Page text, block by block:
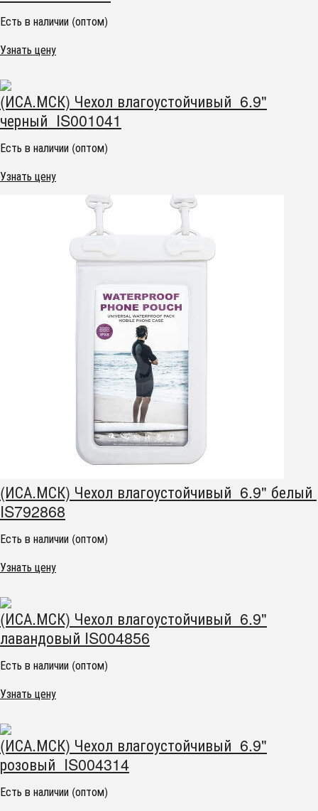
Есть в наличии (оптом)
Узнать цену
(ИСА.МСК) Чехол влагоустойчивый 6.9"
черный IS001041
Есть в наличии (оптом)
Узнать цену
(ИСА.МСК) Чехол влагоустойчивый 6.9" белый
IS792868
Есть в наличии (оптом)
Узнать цену
(ИСА.МСК) Чехол влагоустойчивый 6.9"
лавандовый IS004856
Есть в наличии (оптом)
Узнать цену
(ИСА.МСК) Чехол влагоустойчивый 6.9"
розовый IS004314
Есть в наличии (оптом)